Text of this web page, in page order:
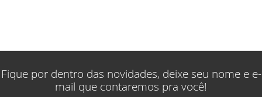
Fique por dentro das novidades, deixe seu nome e e-
mail que contaremos pra você!